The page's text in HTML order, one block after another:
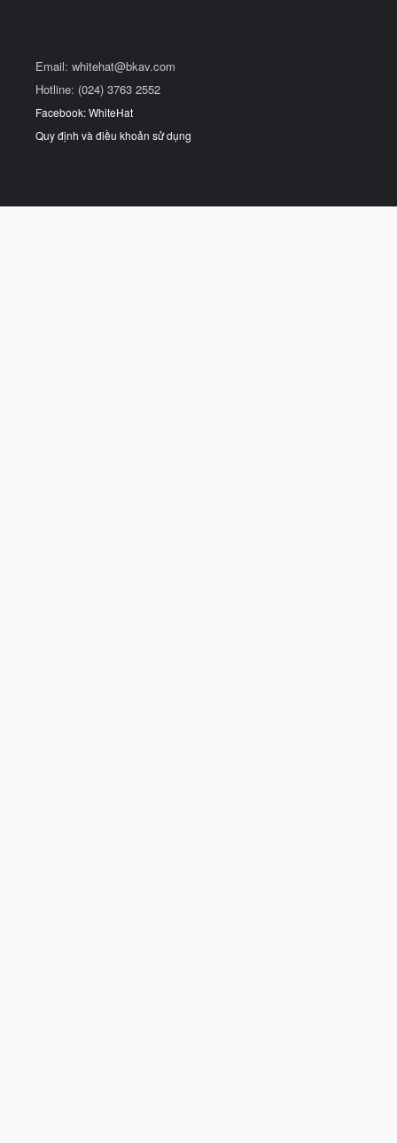
Email: whitehat@bkav.com
Hotline: (024) 3763 2552
Facebook: WhiteHat
Quy định và điều khoản sử dụng